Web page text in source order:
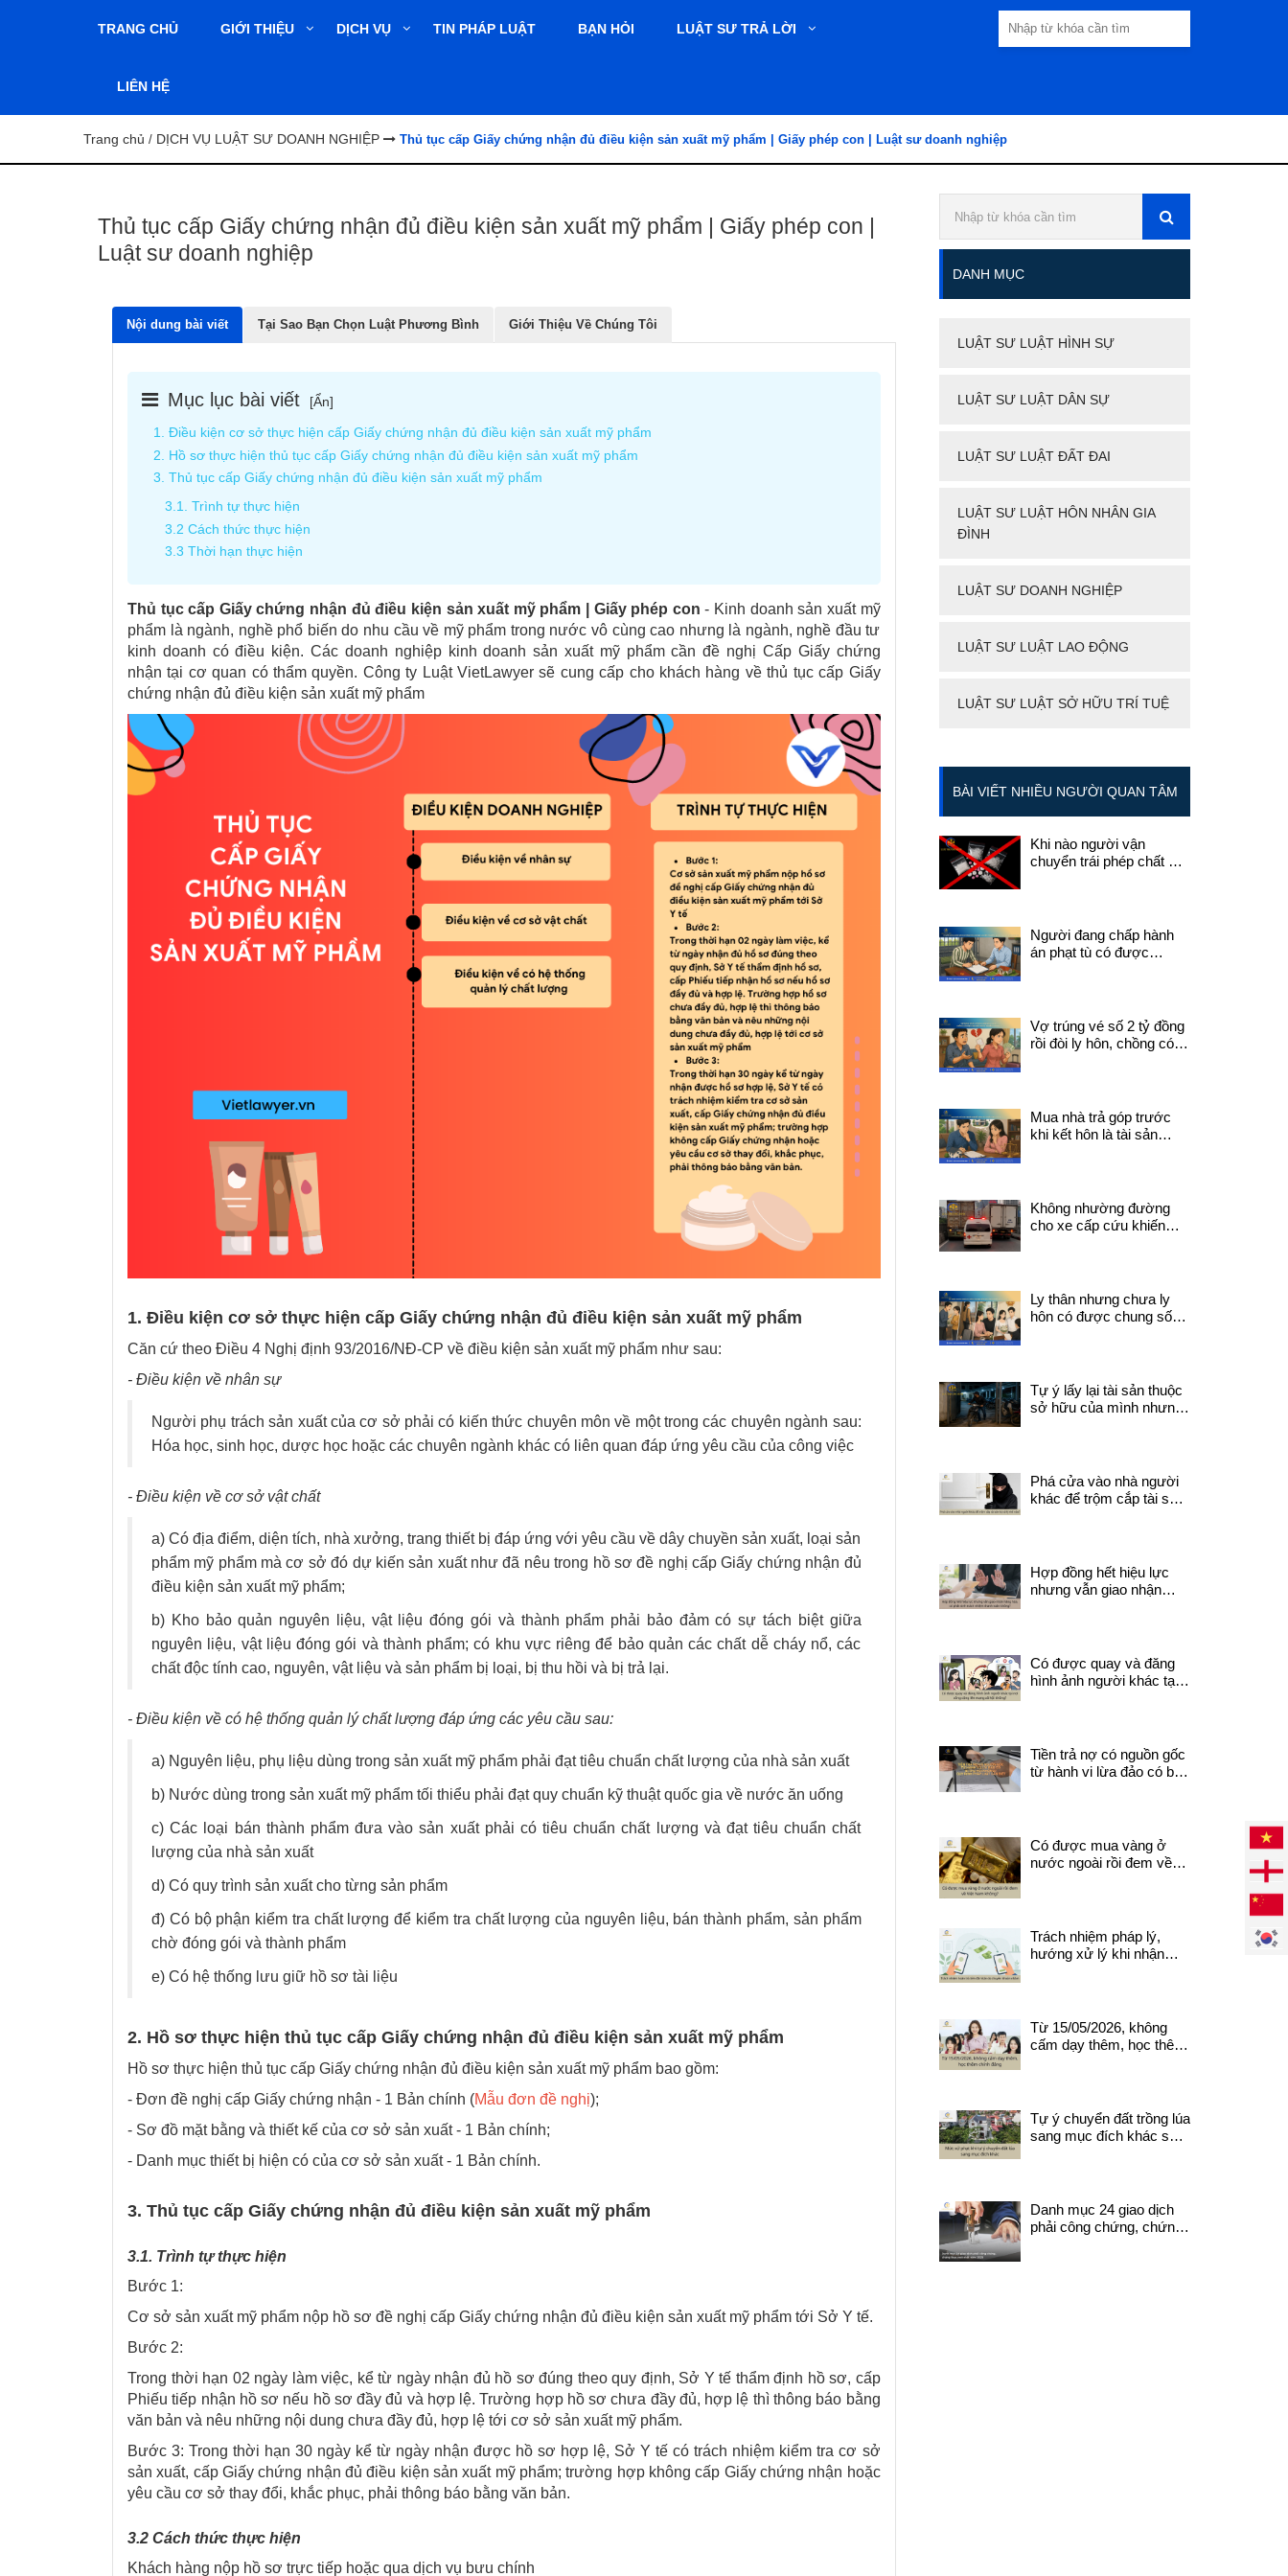
TRANG CHỦ GIỚI THIỆU DỊCH VỤ TIN PHÁP LUẬT BẠN HỎI LUẬT SƯ TRẢ LỜI
LIÊN HỆ
Trang chủ / DỊCH VỤ LUẬT SƯ DOANH NGHIỆP Thủ tục cấp Giấy chứng nhận đủ điều kiện sản xuất mỹ phẩm | Giấy phép con | Luật sư doanh nghiệp
Thủ tục cấp Giấy chứng nhận đủ điều kiện sản xuất mỹ phẩm | Giấy phép con |
Luật sư doanh nghiệp
Nội dung bài viết Tại Sao Bạn Chọn Luật Phương Bình Giới Thiệu Về Chúng Tôi
Mục lục bài viết [Ẩn]
1. Điều kiện cơ sở thực hiện cấp Giấy chứng nhận đủ điều kiện sản xuất mỹ phẩm
2. Hồ sơ thực hiện thủ tục cấp Giấy chứng nhận đủ điều kiện sản xuất mỹ phẩm
3. Thủ tục cấp Giấy chứng nhận đủ điều kiện sản xuất mỹ phẩm
3.1. Trình tự thực hiện
3.2 Cách thức thực hiện
3.3 Thời hạn thực hiện
Thủ tục cấp Giấy chứng nhận đủ điều kiện sản xuất mỹ phẩm | Giấy phép con- Kinh doanh sản xuất mỹ
phẩm là ngành, nghề phổ biến do nhu cầu về mỹ phẩm trong nước vô cùng cao nhưng là ngành, nghề đầu tư
kinh doanh có điều kiện. Các doanh nghiệp kinh doanh sản xuất mỹ phẩm cần đề nghị Cấp Giấy chứng
nhận tại cơ quan có thẩm quyền. Công ty Luật VietLawyer sẽ cung cấp cho khách hàng về thủ tục cấp Giấy
chứng nhận đủ điều kiện sản xuất mỹ phẩm
1. Điều kiện cơ sở thực hiện cấp Giấy chứng nhận đủ điều kiện sản xuất mỹ phẩm
Căn cứ theo Điều 4 Nghị định 93/2016/NĐ-CP về điều kiện sản xuất mỹ phẩm như sau:
- Điều kiện về nhân sự
Người phụ trách sản xuất của cơ sở phải có kiến thức chuyên môn về một trong các chuyên ngành sau:
Hóa học, sinh học, dược học hoặc các chuyên ngành khác có liên quan đáp ứng yêu cầu của công việc
- Điều kiện về cơ sở vật chất
a) Có địa điểm, diện tích, nhà xưởng, trang thiết bị đáp ứng với yêu cầu về dây chuyền sản xuất, loại sản
phẩm mỹ phẩm mà cơ sở đó dự kiến sản xuất như đã nêu trong hồ sơ đề nghị cấp Giấy chứng nhận đủ
điều kiện sản xuất mỹ phẩm;
b) Kho bảo quản nguyên liệu, vật liệu đóng gói và thành phẩm phải bảo đảm có sự tách biệt giữa
nguyên liệu, vật liệu đóng gói và thành phẩm; có khu vực riêng để bảo quản các chất dễ cháy nổ, các
chất độc tính cao, nguyên, vật liệu và sản phẩm bị loại, bị thu hồi và bị trả lại.
- Điều kiện về có hệ thống quản lý chất lượng đáp ứng các yêu cầu sau:
a) Nguyên liệu, phụ liệu dùng trong sản xuất mỹ phẩm phải đạt tiêu chuẩn chất lượng của nhà sản xuất
b) Nước dùng trong sản xuất mỹ phẩm tối thiểu phải đạt quy chuẩn kỹ thuật quốc gia về nước ăn uống
c) Các loại bán thành phẩm đưa vào sản xuất phải có tiêu chuẩn chất lượng và đạt tiêu chuẩn chất
lượng của nhà sản xuất
d) Có quy trình sản xuất cho từng sản phẩm
đ) Có bộ phận kiểm tra chất lượng để kiểm tra chất lượng của nguyên liệu, bán thành phẩm, sản phẩm
chờ đóng gói và thành phẩm
e) Có hệ thống lưu giữ hồ sơ tài liệu
2. Hồ sơ thực hiện thủ tục cấp Giấy chứng nhận đủ điều kiện sản xuất mỹ phẩm
Hồ sơ thực hiện thủ tục cấp Giấy chứng nhận đủ điều kiện sản xuất mỹ phẩm bao gồm:
- Đơn đề nghị cấp Giấy chứng nhận - 1 Bản chính (Mẫu đơn đề nghị);
- Sơ đồ mặt bằng và thiết kế của cơ sở sản xuất - 1 Bản chính;
- Danh mục thiết bị hiện có của cơ sở sản xuất - 1 Bản chính.
3. Thủ tục cấp Giấy chứng nhận đủ điều kiện sản xuất mỹ phẩm
3.1. Trình tự thực hiện
Bước 1:
Cơ sở sản xuất mỹ phẩm nộp hồ sơ đề nghị cấp Giấy chứng nhận đủ điều kiện sản xuất mỹ phẩm tới Sở Y tế.
Bước 2:
Trong thời hạn 02 ngày làm việc, kể từ ngày nhận đủ hồ sơ đúng theo quy định, Sở Y tế thẩm định hồ sơ, cấp
Phiếu tiếp nhận hồ sơ nếu hồ sơ đầy đủ và hợp lệ. Trường hợp hồ sơ chưa đầy đủ, hợp lệ thì thông báo bằng
văn bản và nêu những nội dung chưa đầy đủ, hợp lệ tới cơ sở sản xuất mỹ phẩm.
Bước 3: Trong thời hạn 30 ngày kể từ ngày nhận được hồ sơ hợp lệ, Sở Y tế có trách nhiệm kiểm tra cơ sở
sản xuất, cấp Giấy chứng nhận đủ điều kiện sản xuất mỹ phẩm; trường hợp không cấp Giấy chứng nhận hoặc
yêu cầu cơ sở thay đổi, khắc phục, phải thông báo bằng văn bản.
3.2 Cách thức thực hiện
Khách hàng nộp hồ sơ trực tiếp hoặc qua dịch vụ bưu chính
DANH MỤC
LUẬT SƯ LUẬT HÌNH SỰ
LUẬT SƯ LUẬT DÂN SỰ
LUẬT SƯ LUẬT ĐẤT ĐAI
LUẬT SƯ LUẬT HÔN NHÂN GIA
ĐÌNH
LUẬT SƯ DOANH NGHIỆP
LUẬT SƯ LUẬT LAO ĐỘNG
LUẬT SƯ LUẬT SỞ HỮU TRÍ TUỆ
BÀI VIẾT NHIỀU NGƯỜI QUAN TÂM
Khi nào người vận
chuyển trái phép chất ma
Người đang chấp hành
án phạt tù có được
Vợ trúng vé số 2 tỷ đồng
rồi đòi ly hôn, chồng có
Mua nhà trả góp trước
khi kết hôn là tài sản
Không nhường đường
cho xe cấp cứu khiến
như thế nào?
Ly thân nhưng chưa ly
hôn có được chung sống
Tự ý lấy lại tài sản thuộc
sở hữu của mình nhưng
Phá cửa vào nhà người
khác để trộm cắp tài sản
Hợp đồng hết hiệu lực
nhưng vẫn giao nhận
Có được quay và đăng
hình ảnh người khác tại
Tiền trả nợ có nguồn gốc
từ hành vi lừa đảo có bị
Có được mua vàng ở
nước ngoài rồi đem về
Trách nhiệm pháp lý,
hướng xử lý khi nhận
Từ 15/05/2026, không
cấm dạy thêm, học thêm
Tự ý chuyển đất trồng lúa
sang mục đích khác sẽ
Danh mục 24 giao dịch
phải công chứng, chứng